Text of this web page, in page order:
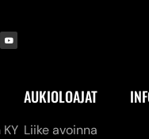
AUKIOLOAJAT
Liike avoinna